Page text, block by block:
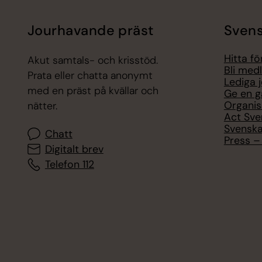
Jourhavande präst
Akut samtals- och krisstöd.
Prata eller chatta anonymt
med en präst på kvällar och
nätter.
Chatt
Digitalt brev
Telefon 112
Hitta
Bli
Lediga
Ge en
Act
Press